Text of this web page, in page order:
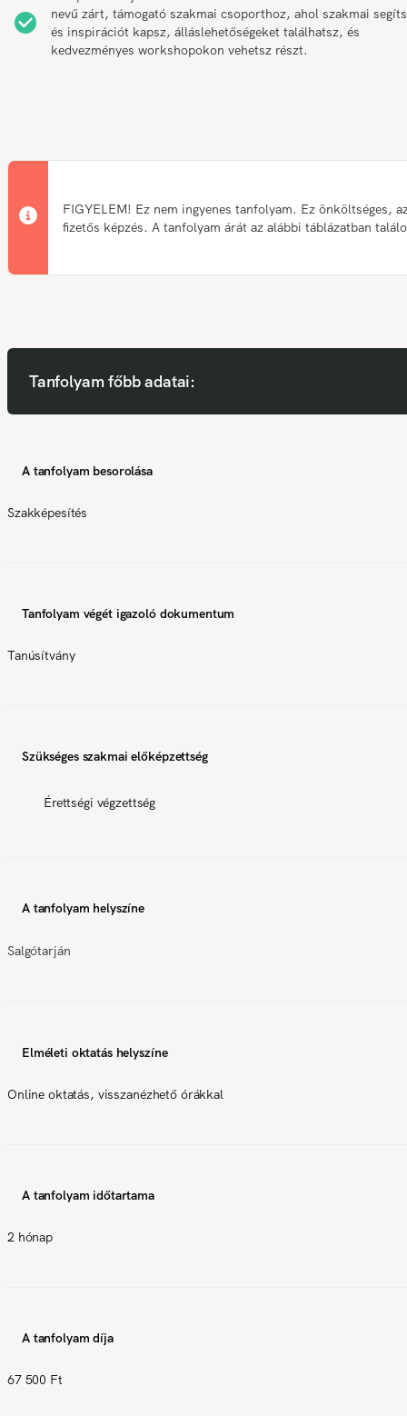
nevű zárt, támogató szakmai csoporthoz, ahol szakmai
és inspirációt kapsz, álláslehetőségeket találhatsz, és
kedvezményes workshopokon vehetsz részt.
FIGYELEM! Ez nem ingyenes tanfolyam. Ez önköltséges,
fizetős képzés. A tanfolyam árát az alábbi táblázatban
Tanfolyam főbb adatai:
A tanfolyam besorolása
Szakképesítés
Tanfolyam végét igazoló dokumentum
Tanúsítvány
Szükséges szakmai előképzettség
Érettségi végzettség
A tanfolyam helyszíne
Salgótarján
Elméleti oktatás helyszíne
Online oktatás, visszanézhető órákkal
A tanfolyam időtartama
2 hónap
A tanfolyam díja
67 500 Ft